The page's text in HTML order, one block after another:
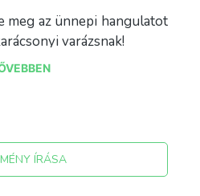
meg az ünnepi hangulatot
varázsnak!
ÍRÁSA